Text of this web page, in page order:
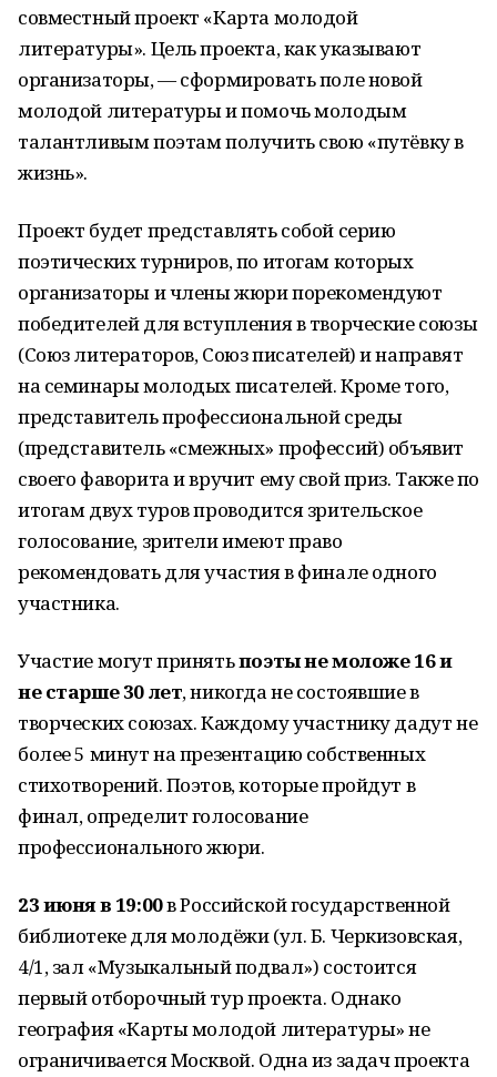
совместный проект «Карта молодой
литературы». Цель проекта, как указывают
организаторы, — сформировать поле новой
молодой литературы и помочь молодым
талантливым поэтам получить свою «путёвку в
жизнь».
Проект будет представлять собой серию
поэтических турниров, по итогам которых
организаторы и члены жюри порекомендуют
победителей для вступления в творческие союзы
(Союз литераторов, Союз писателей) и направят
на семинары молодых писателей. Кроме того,
представитель профессиональной среды
(представитель «смежных» профессий) объявит
своего фаворита и вручит ему свой приз. Также по
итогам двух туров проводится зрительское
голосование, зрители имеют право
рекомендовать для участия в финале одного
участника.
Участие могут принятьпоэты не моложе 16 и
не старше 30 лет, никогда не состоявшие в
творческих союзах. Каждому участнику дадут не
более 5 минут на презентацию собственных
стихотворений. Поэтов, которые пройдут в
финал, определит голосование
профессионального жюри.
23 июня в 19:00в Российской государственной
библиотеке для молодёжи (ул. Б. Черкизовская,
4/1, зал «Музыкальный подвал») состоится
первый отборочный тур проекта. Однако
география «Карты молодой литературы» не
ограничивается Москвой. Одна из задач проекта